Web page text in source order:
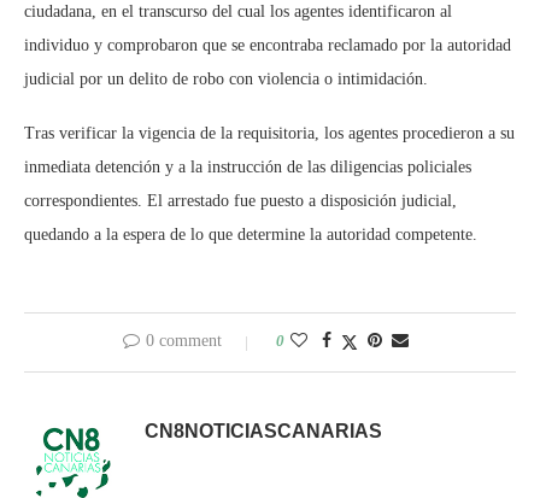
ciudadana, en el transcurso del cual los agentes identificaron al
individuo y comprobaron que se encontraba reclamado por la autoridad
judicial por un delito de robo con violencia o intimidación.
Tras verificar la vigencia de la requisitoria, los agentes procedieron a su
inmediata detención y a la instrucción de las diligencias policiales
correspondientes. El arrestado fue puesto a disposición judicial,
quedando a la espera de lo que determine la autoridad competente.
0 comment 0
CN8NOTICIASCANARIAS